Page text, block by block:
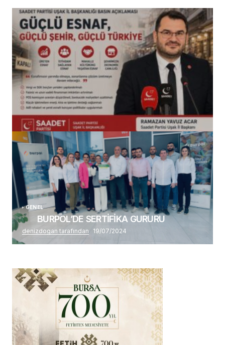
(başlıksız)
Alaattin Karahan tarafından 14/07/2026
GENEL
BURPOL’DE SERTİFİKA GURURU
denizdogan tarafından 19/07/2024